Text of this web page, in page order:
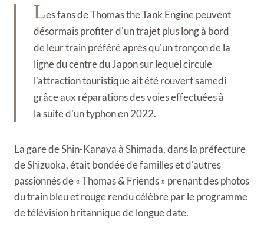
Les fans de Thomas the Tank Engine peuvent
désormais profiter d'un trajet plus long à bord
de leur train préféré après qu'un tronçon de la
ligne du centre du Japon sur lequel circule
l'attraction touristique ait été rouvert samedi
grâce aux réparations des voies effectuées à
la suite d'un typhon en 2022.
La gare de Shin-Kanaya à Shimada, dans la préfecture
de Shizuoka, était bondée de familles et d'autres
passionnés de « Thomas & Friends » prenant des photos
du train bleu et rouge rendu célèbre par le programme
de télévision britannique de longue date.